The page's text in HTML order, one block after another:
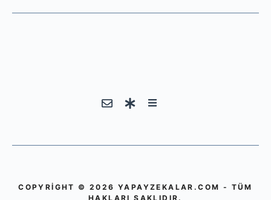
COPYRIGHT © 2026 YAPAYZEKALAR.COM - TÜM
HAKLARI SAKLIDIR.